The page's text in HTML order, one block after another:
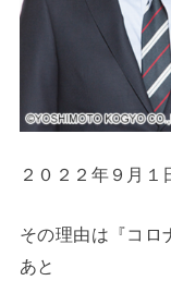
２０２２年９月１
その理由は『コロ
あと